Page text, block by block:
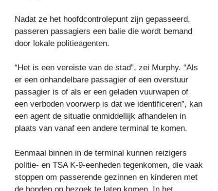
Nadat ze het hoofdcontrolepunt zijn gepasseerd,
passeren passagiers een balie die wordt bemand
door lokale politieagenten.
“Het is een vereiste van de stad”, zei Murphy. “Als
er een onhandelbare passagier of een overstuur
passagier is of als er een geladen vuurwapen of
een verboden voorwerp is dat we identificeren”, kan
een agent de situatie onmiddellijk afhandelen in
plaats van vanaf een andere terminal te komen.
Eenmaal binnen in de terminal kunnen reizigers
politie- en TSA K-9-eenheden tegenkomen, die vaak
stoppen om passerende gezinnen en kinderen met
de honden op bezoek te laten komen. In het